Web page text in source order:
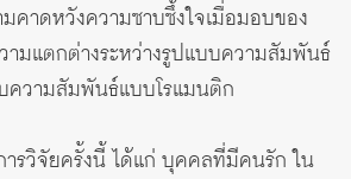
คาดหวังความซาบซึ้งใจเมื่อมอบของ
มแตกต่างระหว่างรูปแบบความสัมพันธ์
วามสัมพันธ์แบบโรแมนติก
ารวิจัยครั้งนี้ ได้แก่ บุคคลที่มีคนรัก ใน